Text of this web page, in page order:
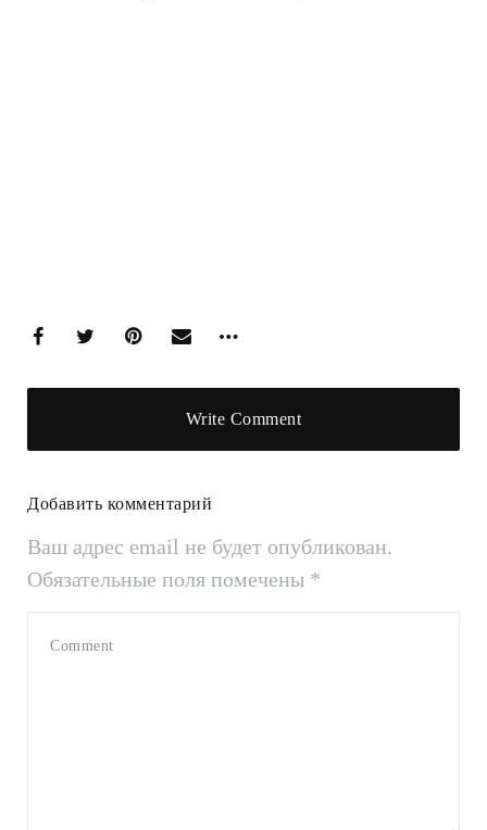
Write Comment
Добавить комментарий
Ваш адрес email не будет опубликован.
Обязательные поля помечены *